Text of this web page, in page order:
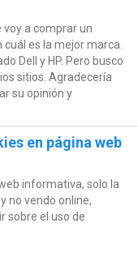
voy a comprar un
es la mejor marca.
Dell y HP. Pero busco
sitios. Agradecería
su opinión y
en página web
informativa, solo la
no vendo online,
sobre el uso de